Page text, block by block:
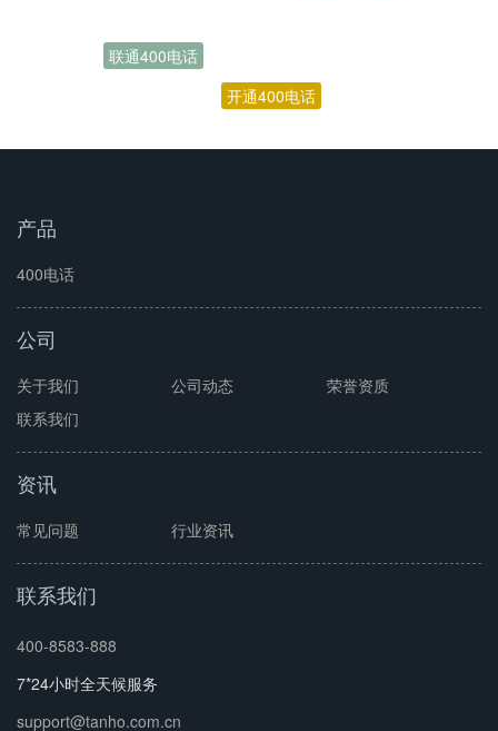
开通400电话
联通400电话
产品
400电话
公司
关于我们 公司动态
荣誉资质
联系我们
资讯
常见问题 行业资讯
联系我们
400-8583-888
7*24小时全天候服务
support@tanho.com.cn